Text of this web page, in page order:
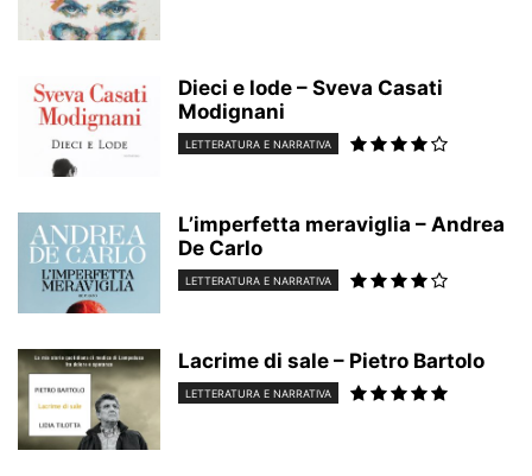
Dieci e lode – Sveva Casati
Modignani
LETTERATURA E NARRATIVA
L’imperfetta meraviglia – Andrea
De Carlo
LETTERATURA E NARRATIVA
Lacrime di sale – Pietro Bartolo
LETTERATURA E NARRATIVA